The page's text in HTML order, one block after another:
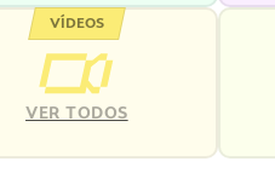
VÍDEOS
VER TODOS